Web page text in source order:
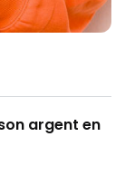
argent en